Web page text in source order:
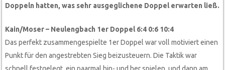
Doppeln hatten, was sehr ausgeglichene Doppel erwarten ließ.
Kain/Moser – Neulengbach 1er Doppel 6:4 0:6 10:4
Das perfekt zusammengespielte 1er Doppel war voll motiviert einen
Punkt für den angestrebten Sieg beizusteuern. Die Taktik war